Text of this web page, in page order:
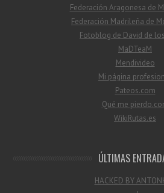
Federación Aragonesa de
Federación Madrileña de
Fotoblog de David de
MaDTeaM
Mendivideo
Mi página
Pateos.com
Qué me
WikiRutas.es
ÚLTIMAS
HACKED BY